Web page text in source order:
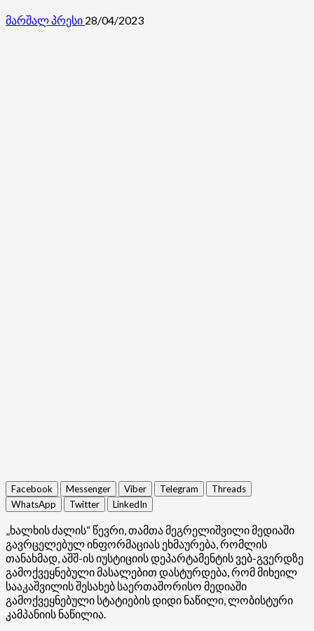
მარშალ პრესი 28/04/2023
Facebook Messenger Viber Telegram
Threads
WhatsApp
Twitter LinkedIn
„ხალხის ძალის“ წევრი, თამთა მეგრელიშვილი მედიაში
გავრცელებულ ინფორმაციას ეხმაურება, რომლის
თანახმად, აშშ-ის იუსტიციის დეპარტამენტის ვებ-გვერდზე
გამოქვეყნებული მასალებით დასტურდება, რომ მიხეილ
სააკაშვილის შესახებ საერთაშორისო მედიაში
გამოქვეყნებული სტატიების დიდი ნაწილი, ლობისტური
კამპანიის ნაწილია.